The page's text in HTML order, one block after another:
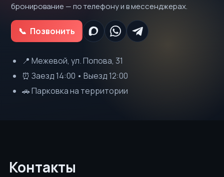
бронирование — по телефону и в мессенджерах.
Позвонить
📍 Межевой, ул. Попова, 31
⏰ Заезд 14:00 • Выезд 12:00
🚗 Парковка на территории
Контакты